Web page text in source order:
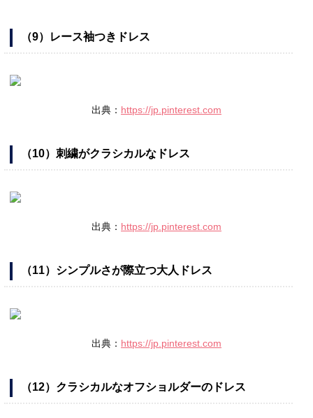
（9）レース袖つきドレス
出典： https://jp.pinterest.com
（10）刺繍がクラシカルなドレス
出典： https://jp.pinterest.com
（11）シンプルさが際立つ大人ドレス
出典： https://jp.pinterest.com
（12）クラシカルなオフショルダーのドレス